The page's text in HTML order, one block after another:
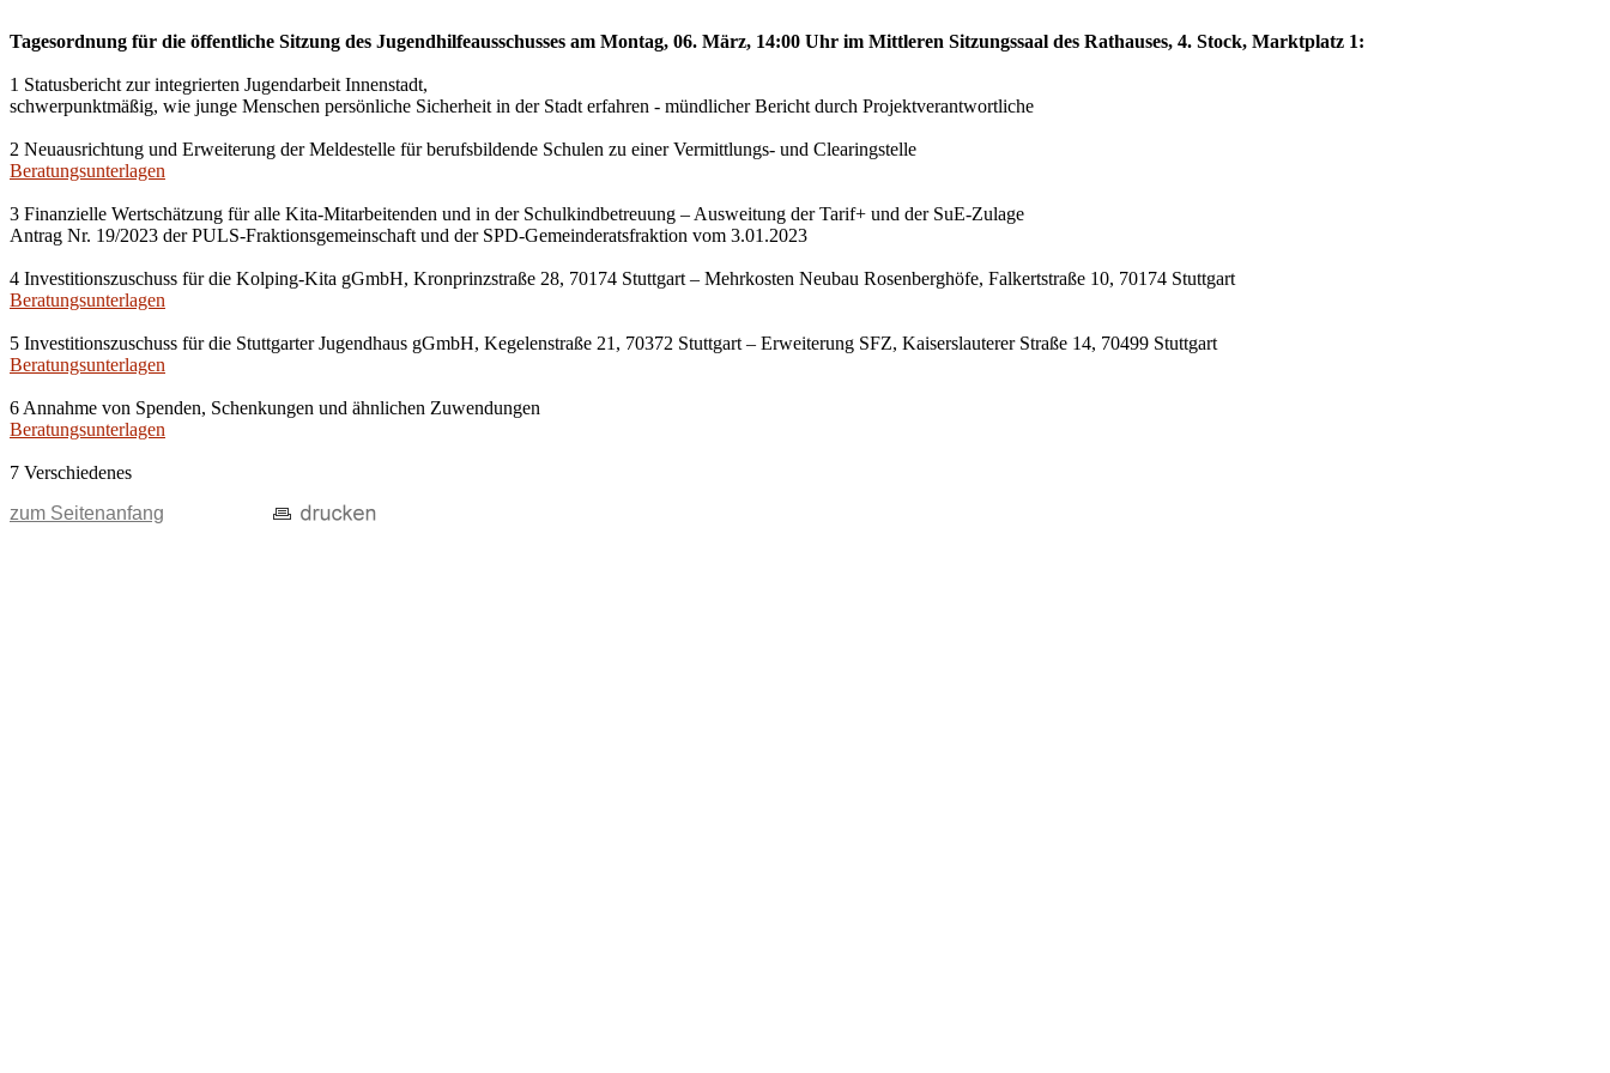
Tagesordnung für die öffentliche Sitzung des Jugendhilfeausschusses am Montag, 06. März, 14:00 Uhr im Mittleren Sitzungssaal des Rathauses, 4. Stock, Marktplatz 1:
1 Statusbericht zur integrierten Jugendarbeit Innenstadt,
schwerpunktmäßig, wie junge Menschen persönliche Sicherheit in der Stadt erfahren - mündlicher Bericht durch Projektverantwortliche
2 Neuausrichtung und Erweiterung der Meldestelle für berufsbildende Schulen zu einer Vermittlungs- und Clearingstelle
Beratungsunterlagen
3 Finanzielle Wertschätzung für alle Kita-Mitarbeitenden und in der Schulkindbetreuung – Ausweitung der Tarif+ und der SuE-Zulage
Antrag Nr. 19/2023 der PULS-Fraktionsgemeinschaft und der SPD-Gemeinderatsfraktion vom 3.01.2023
4 Investitionszuschuss für die Kolping-Kita gGmbH, Kronprinzstraße 28, 70174 Stuttgart – Mehrkosten Neubau Rosenberghöfe, Falkertstraße 10, 70174 Stuttgart
Beratungsunterlagen
5 Investitionszuschuss für die Stuttgarter Jugendhaus gGmbH, Kegelenstraße 21, 70372 Stuttgart – Erweiterung SFZ, Kaiserslauterer Straße 14, 70499 Stuttgart
Beratungsunterlagen
6 Annahme von Spenden, Schenkungen und ähnlichen Zuwendungen
Beratungsunterlagen
7 Verschiedenes
zum Seitenanfang